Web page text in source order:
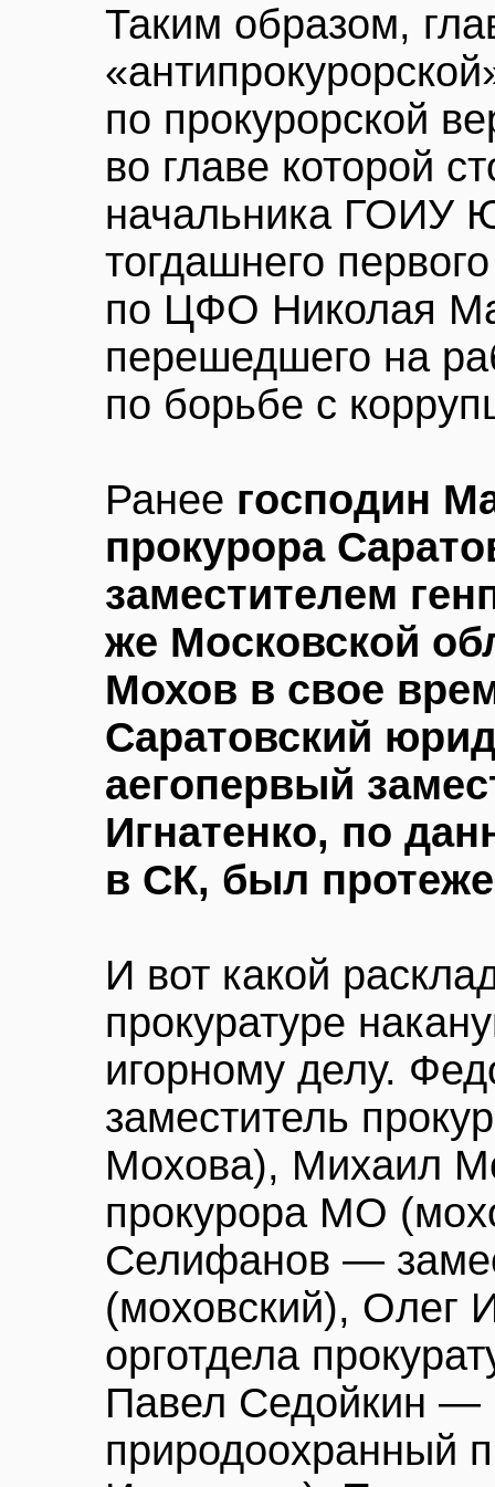
Таким образом,
по прокурорской
во главе которой
начальника ГОИУ
тогдашнего
по ЦФО Николая
перешедшего на
по борьбе с
Ранее господин
прокурора
заместителем
же Московской
Мохов в свое
Саратовский
аегопервый
Игнатенко, по
в СК, был
И вот какой
прокуратуре
игорному делу.
заместитель
Мохова), Михаил
прокурора МО
Селифанов —
(моховский), Олег
орготдела
Павел Седойкин
природоохранный